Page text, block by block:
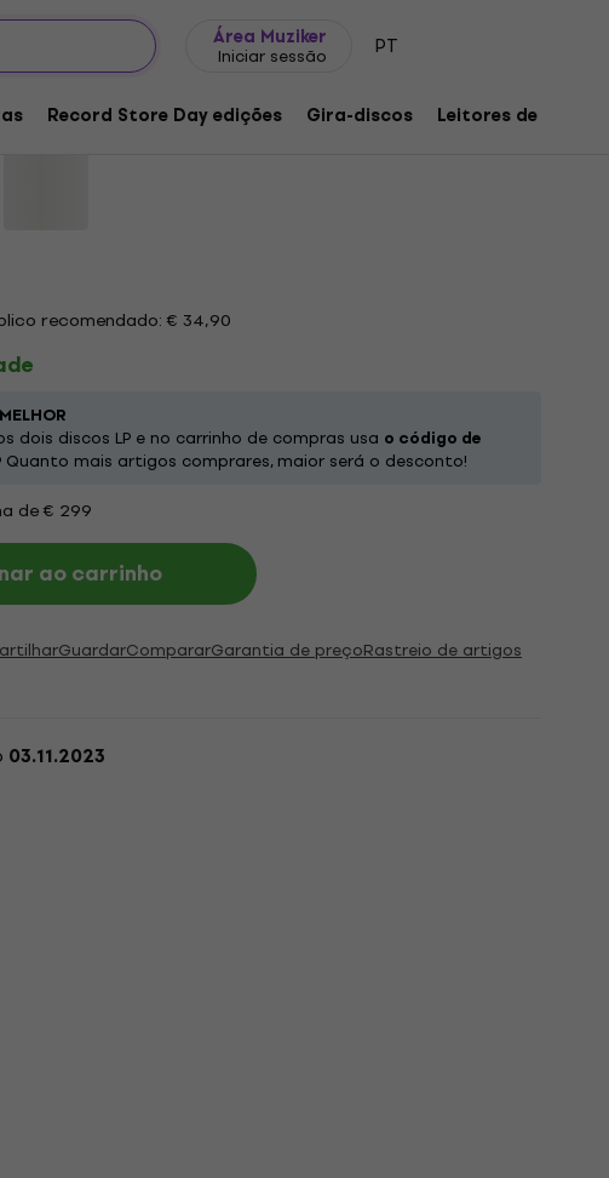
Área Muziker
Iniciar sessão PT
Record Store Day edições Gira-discos Leitores de música
+ Pop (LP)
do produto:1256983
recomendado: € 34,90
dois discos LP e no carrinho de compras usa o código de
Quanto mais artigos comprares, maior será o desconto!
de € 299
ao carrinho
GuardarCompararGarantia de preçoRastreio de artigos
03.11.2023